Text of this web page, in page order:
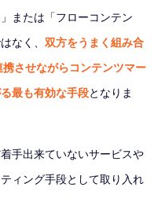
または「フローコンテン
なく、 双方をうまく組み合
させながらコンテンツマー
最も有効な手段となりま
手出来ていないサービスや
ィング手段として取り入れ